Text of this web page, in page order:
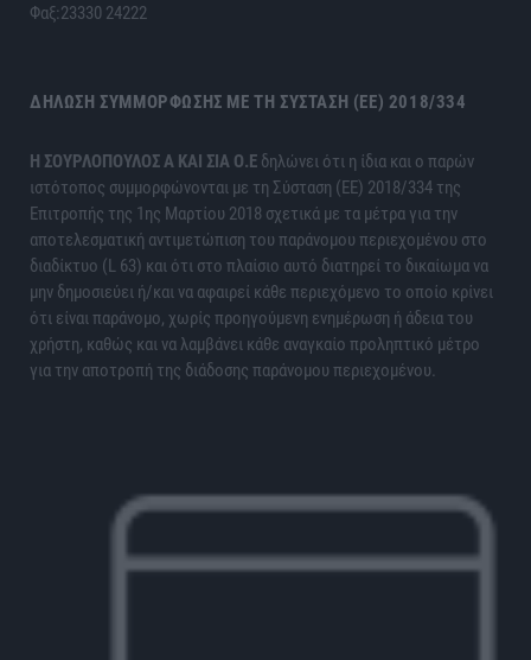
Φαξ:23330 24222
ΔΉΛΩΣΗ ΣΥΜΜΌΡΦΩΣΗΣ ΜΕ ΤΗ ΣΎΣΤΑΣΗ (ΕΕ) 2018/334
H ΣΟΥΡΛΟΠΟΥΛΟΣ Α ΚΑΙ ΣΙΑ Ο.Ε δηλώνει ότι η ίδια και ο παρών
ιστότοπος συμμορφώνονται με τη Σύσταση (ΕΕ) 2018/334 της
Επιτροπής της 1ης Μαρτίου 2018 σχετικά με τα μέτρα για την
αποτελεσματική αντιμετώπιση του παράνομου περιεχομένου στο
διαδίκτυο (L 63) και ότι στο πλαίσιο αυτό διατηρεί το δικαίωμα να
μην δημοσιεύει ή/και να αφαιρεί κάθε περιεχόμενο το οποίο κρίνει
ότι είναι παράνομο, χωρίς προηγούμενη ενημέρωση ή άδεια του
χρήστη, καθώς και να λαμβάνει κάθε αναγκαίο προληπτικό μέτρο
για την αποτροπή της διάδοσης παράνομου περιεχομένου.